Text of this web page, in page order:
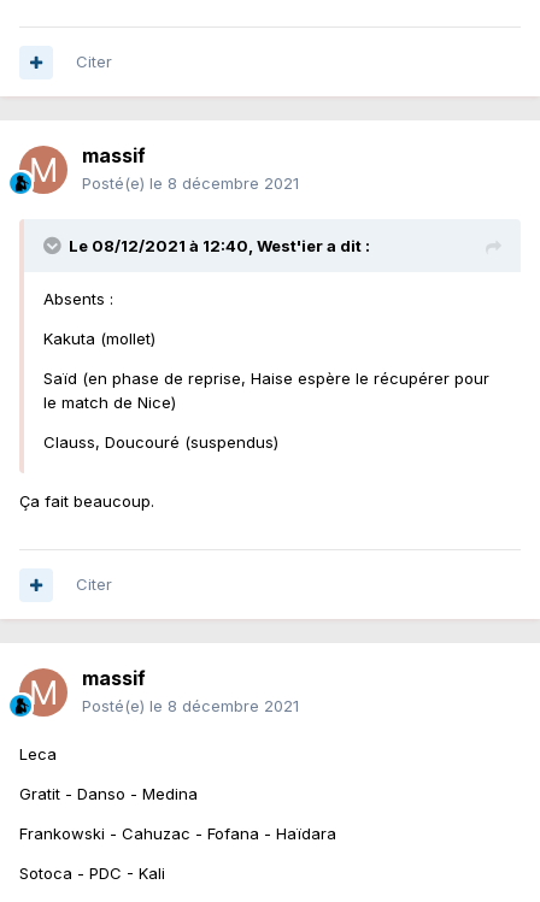
Citer
massif
Posté(e) le 8 décembre 2021
Le 08/12/2021 à 12:40, West'iera dit :
Absents :
Kakuta (mollet)
Saïd (en phase de reprise, Haise espère le récupérer pour
le match de Nice)
Clauss, Doucouré (suspendus)
Ça fait beaucoup.
Citer
massif
Posté(e) le 8 décembre 2021
Leca
Gratit - Danso - Medina
Frankowski - Cahuzac - Fofana - Haïdara
Sotoca - PDC - Kali